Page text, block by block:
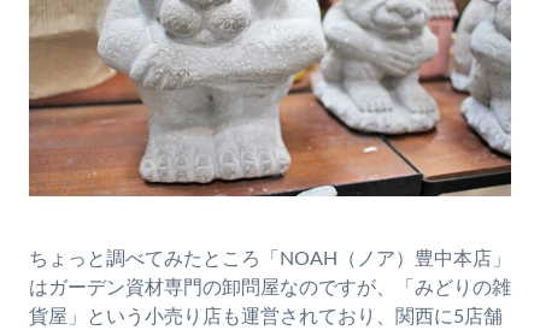
ちょっと調べてみたところ「NOAH（ノア）豊中本店」
はガーデン資材専門の卸問屋なのですが、「みどりの雑
貨屋」という小売り店も運営されており、関西に5店舗